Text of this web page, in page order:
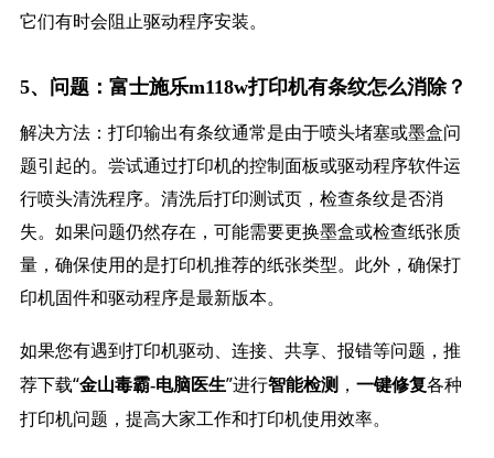
它们有时会阻止驱动程序安装。
5、问题：富士施乐m118w打印机有条纹怎么消除？
解决方法：打印输出有条纹通常是由于喷头堵塞或墨盒问
题引起的。尝试通过打印机的控制面板或驱动程序软件运
行喷头清洗程序。清洗后打印测试页，检查条纹是否消
失。如果问题仍然存在，可能需要更换墨盒或检查纸张质
量，确保使用的是打印机推荐的纸张类型。此外，确保打
印机固件和驱动程序是最新版本。
如果您有遇到打印机驱动、连接、共享、报错等问题，推
荐下载“金山毒霸-电脑医生”进行智能检测， 一键修复各种
打印机问题，提高大家工作和打印机使用效率。